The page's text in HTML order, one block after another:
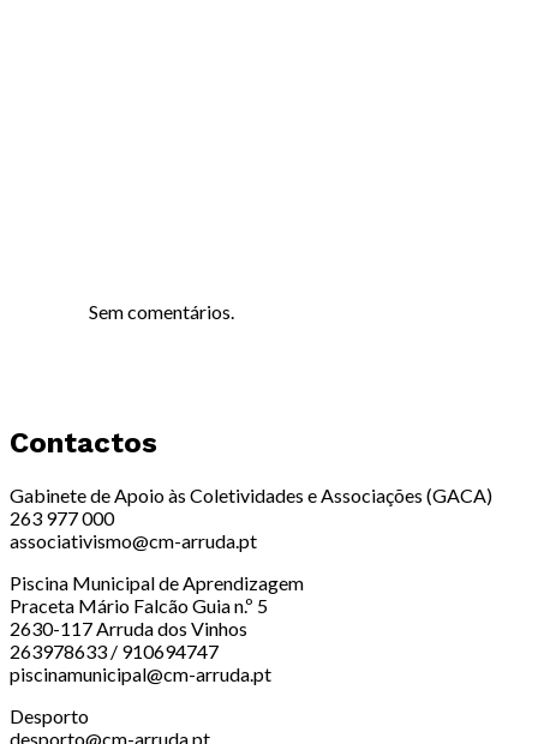
Sem comentários.
Contactos
Gabinete de Apoio às Coletividades e Associações (GACA)
263 977 000
associativismo@cm-arruda.pt
Piscina Municipal de Aprendizagem
Praceta Mário Falcão Guia n.º 5
2630-117 Arruda dos Vinhos
263978633 / 910694747
piscinamunicipal@cm-arruda.pt
Desporto
desporto@cm-arruda.pt